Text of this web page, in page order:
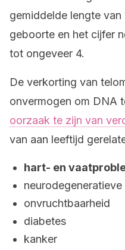
gemiddelde lengte van
geboorte en het cijfer
tot ongeveer 4.
De verkorting van
onvermogen om DNA
oorzaak te zijn van
van aan leeftijd
hart- en
onvruchtbaarheid
diabetes
kanker